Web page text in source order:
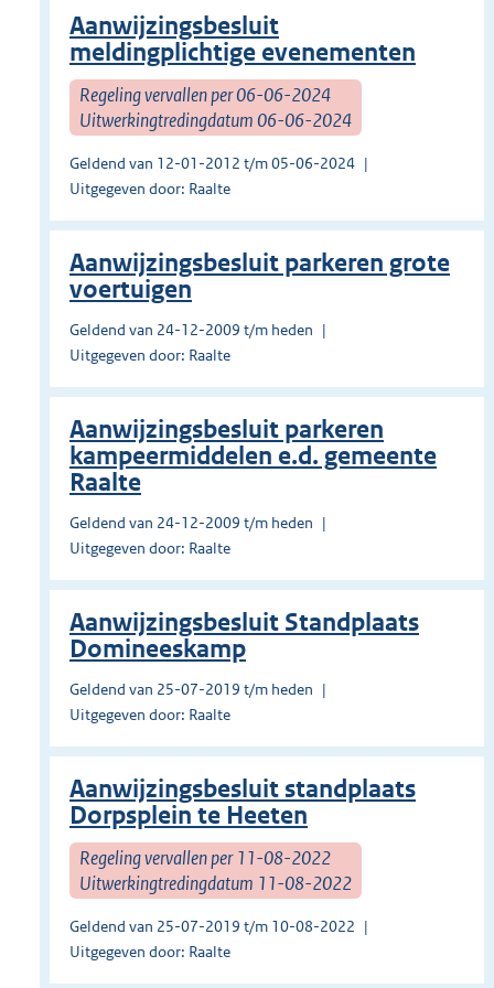
Aanwijzingsbesluit
meldingplichtige evenementen
Regeling vervallen per 06-06-2024
Uitwerkingtredingdatum 06-06-2024
Geldend van 12-01-2012 t/m 05-06-2024
Uitgegeven door: Raalte
Aanwijzingsbesluit parkeren grote
voertuigen
Geldend van 24-12-2009 t/m heden
Uitgegeven door: Raalte
Aanwijzingsbesluit parkeren
kampeermiddelen e.d. gemeente
Raalte
Geldend van 24-12-2009 t/m heden
Uitgegeven door: Raalte
Aanwijzingsbesluit Standplaats
Domineeskamp
Geldend van 25-07-2019 t/m heden
Uitgegeven door: Raalte
Aanwijzingsbesluit standplaats
Dorpsplein te Heeten
Regeling vervallen per 11-08-2022
Uitwerkingtredingdatum 11-08-2022
Geldend van 25-07-2019 t/m 10-08-2022
Uitgegeven door: Raalte